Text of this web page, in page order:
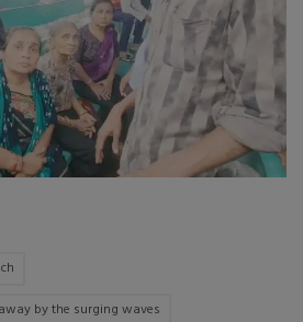
by the surging waves